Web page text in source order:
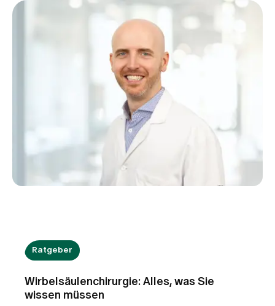
Ratgeber
Wirbelsäulenchirurgie: Alles, was Sie
wissen müssen